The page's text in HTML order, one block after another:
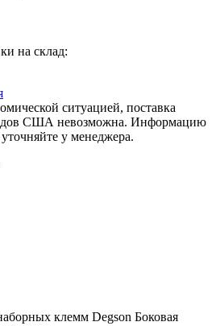
на склад:
ситуацией, поставка
США невозможна. Информацию
у менеджера.
клемм Degson Боковая